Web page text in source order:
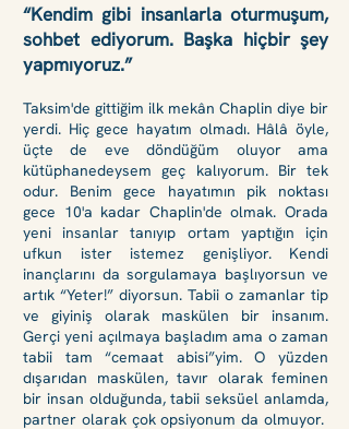
“Kendim gibi insanlarla oturmuşum,
sohbet ediyorum. Başka hiçbir şey
yapmıyoruz.”
Taksim'de gittiğim ilk mekân Chaplin diye bir
yerdi. Hiç gece hayatım olmadı. Hâlâ öyle,
üçte de eve döndüğüm oluyor ama
kütüphanedeysem geç kalıyorum. Bir tek
odur. Benim gece hayatımın pik noktası
gece 10'a kadar Chaplin'de olmak. Orada
yeni insanlar tanıyıp ortam yaptığın için
ufkun ister istemez genişliyor. Kendi
inançlarını da sorgulamaya başlıyorsun ve
artık “Yeter!” diyorsun. Tabii o zamanlar tip
ve giyiniş olarak maskülen bir insanım.
Gerçi yeni açılmaya başladım ama o zaman
tabii tam “cemaat abisi”yim. O yüzden
dışarıdan maskülen, tavır olarak feminen
bir insan olduğunda, tabii seksüel anlamda,
partner olarak çok opsiyonum da olmuyor.